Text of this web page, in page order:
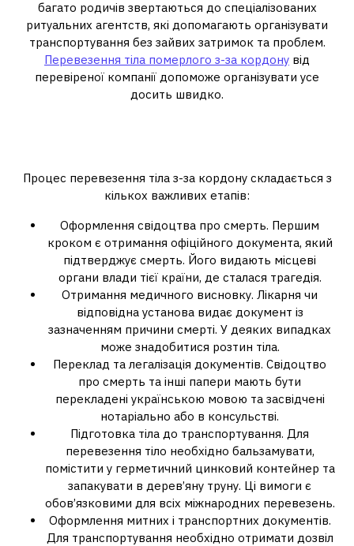
багато родичів звертаються до спеціалізованих
ритуальних агентств, які допомагають організувати
транспортування без зайвих затримок та проблем.
Перевезення тіла померлого з-за кордону від
перевіреної компанії допоможе організувати усе
досить швидко.
Процес перевезення тіла з-за кордону складається з
кількох важливих етапів:
Оформлення свідоцтва про смерть. Першим
кроком є отримання офіційного документа, який
підтверджує смерть. Його видають місцеві
органи влади тієї країни, де сталася трагедія.
Отримання медичного висновку. Лікарня чи
відповідна установа видає документ із
зазначенням причини смерті. У деяких випадках
може знадобитися розтин тіла.
Переклад та легалізація документів. Свідоцтво
про смерть та інші папери мають бути
перекладені українською мовою та засвідчені
нотаріально або в консульстві.
Підготовка тіла до транспортування. Для
перевезення тіло необхідно бальзамувати,
помістити у герметичний цинковий контейнер та
запакувати в дерев’яну труну. Ці вимоги є
обов’язковими для всіх міжнародних перевезень.
Оформлення митних і транспортних документів.
Для транспортування необхідно отримати дозвіл